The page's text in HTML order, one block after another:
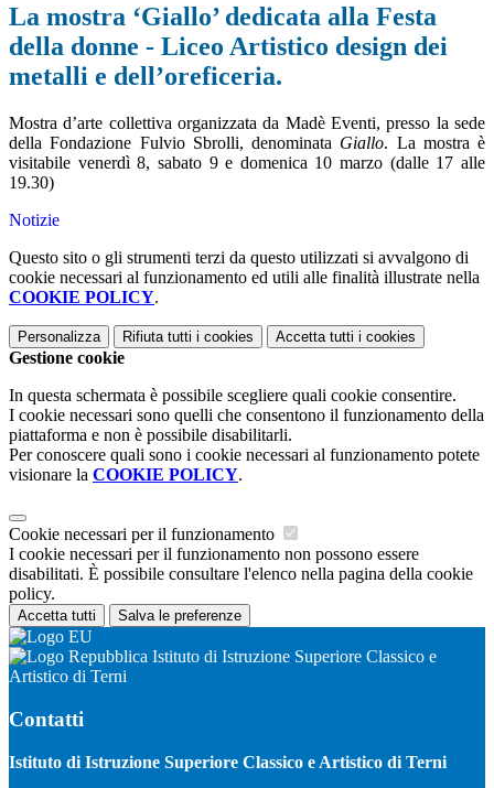
La mostra ‘Giallo’ dedicata alla Festa
della donne - Liceo Artistico design dei
metalli e dell’oreficeria.
Mostra d’arte collettiva organizzata da Madè Eventi, presso la sede
della Fondazione Fulvio Sbrolli, denominata Giallo. La mostra è
visitabile venerdì 8, sabato 9 e domenica 10 marzo (dalle 17 alle
19.30)
Notizie
Questo sito o gli strumenti terzi da questo utilizzati si avvalgono di
cookie necessari al funzionamento ed utili alle finalità illustrate nella
COOKIE POLICY.
Personalizza Rifiuta tutti i cookies Accetta tutti i cookies
Gestione cookie
In questa schermata è possibile scegliere quali cookie consentire.
I cookie necessari sono quelli che consentono il funzionamento della
piattaforma e non è possibile disabilitarli.
Per conoscere quali sono i cookie necessari al funzionamento potete
visionare la COOKIE POLICY.
Cookie necessari per il funzionamento
I cookie necessari per il funzionamento non possono essere
disabilitati. È possibile consultare l'elenco nella pagina della cookie
policy.
Accetta tutti Salva le preferenze
Istituto di Istruzione Superiore Classico e
Artistico di Terni
Contatti
Istituto di Istruzione Superiore Classico e Artistico di Terni